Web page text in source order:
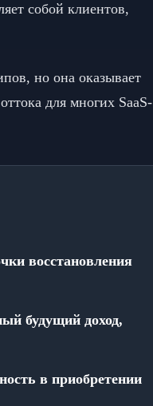
собой клиентов,
но она оказывает
для многих SaaS-
восстановления
будущий доход,
в приобретении